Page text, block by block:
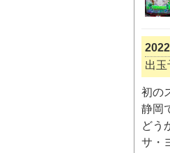
出
初の
静岡
どう
サ・